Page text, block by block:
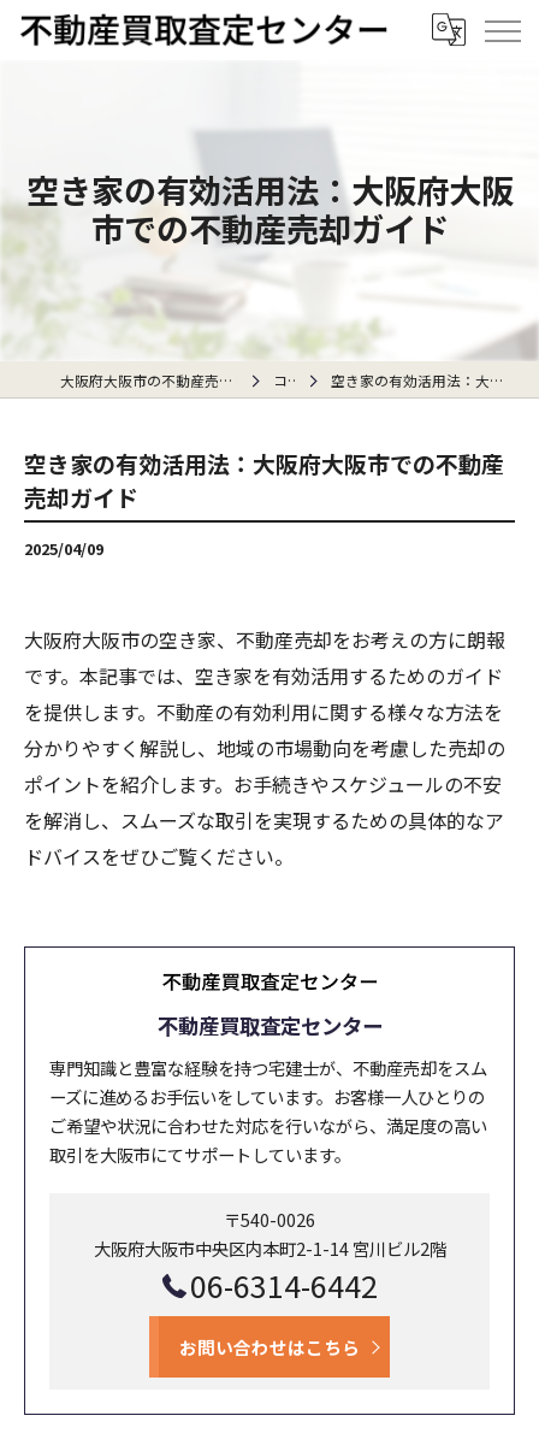
空き家の有効活用法：大阪府大阪
市での不動産売却ガイド
大阪府大阪市の不動産売却なら不動産買取査定センター コラム 空き家の有効活用法：大阪府大阪市での不動産売却ガイド
空き家の有効活用法：大阪府大阪市での不動産
売却ガイド
2025/04/09
大阪府大阪市の空き家、不動産売却をお考えの方に朗報
です。本記事では、空き家を有効活用するためのガイド
を提供します。不動産の有効利用に関する様々な方法を
分かりやすく解説し、地域の市場動向を考慮した売却の
ポイントを紹介します。お手続きやスケジュールの不安
を解消し、スムーズな取引を実現するための具体的なア
ドバイスをぜひご覧ください。
不動産買取査定センター
専門知識と豊富な経験を持つ宅建士が、不動産売却をスム
ーズに進めるお手伝いをしています。お客様一人ひとりの
ご希望や状況に合わせた対応を行いながら、満足度の高い
取引を大阪市にてサポートしています。
〒540-0026
大阪府大阪市中央区内本町2-1-14 宮川ビル2階
06-6314-6442
お問い合わせはこちら